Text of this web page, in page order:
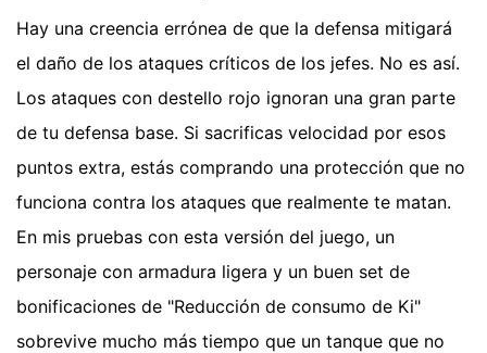
Hay una creencia errónea de que la defensa mitigará
el daño de los ataques críticos de los jefes. No es así.
Los ataques con destello rojo ignoran una gran parte
de tu defensa base. Si sacrificas velocidad por esos
puntos extra, estás comprando una protección que no
funciona contra los ataques que realmente te matan.
En mis pruebas con esta versión del juego, un
personaje con armadura ligera y un buen set de
bonificaciones de "Reducción de consumo de Ki"
sobrevive mucho más tiempo que un tanque que no